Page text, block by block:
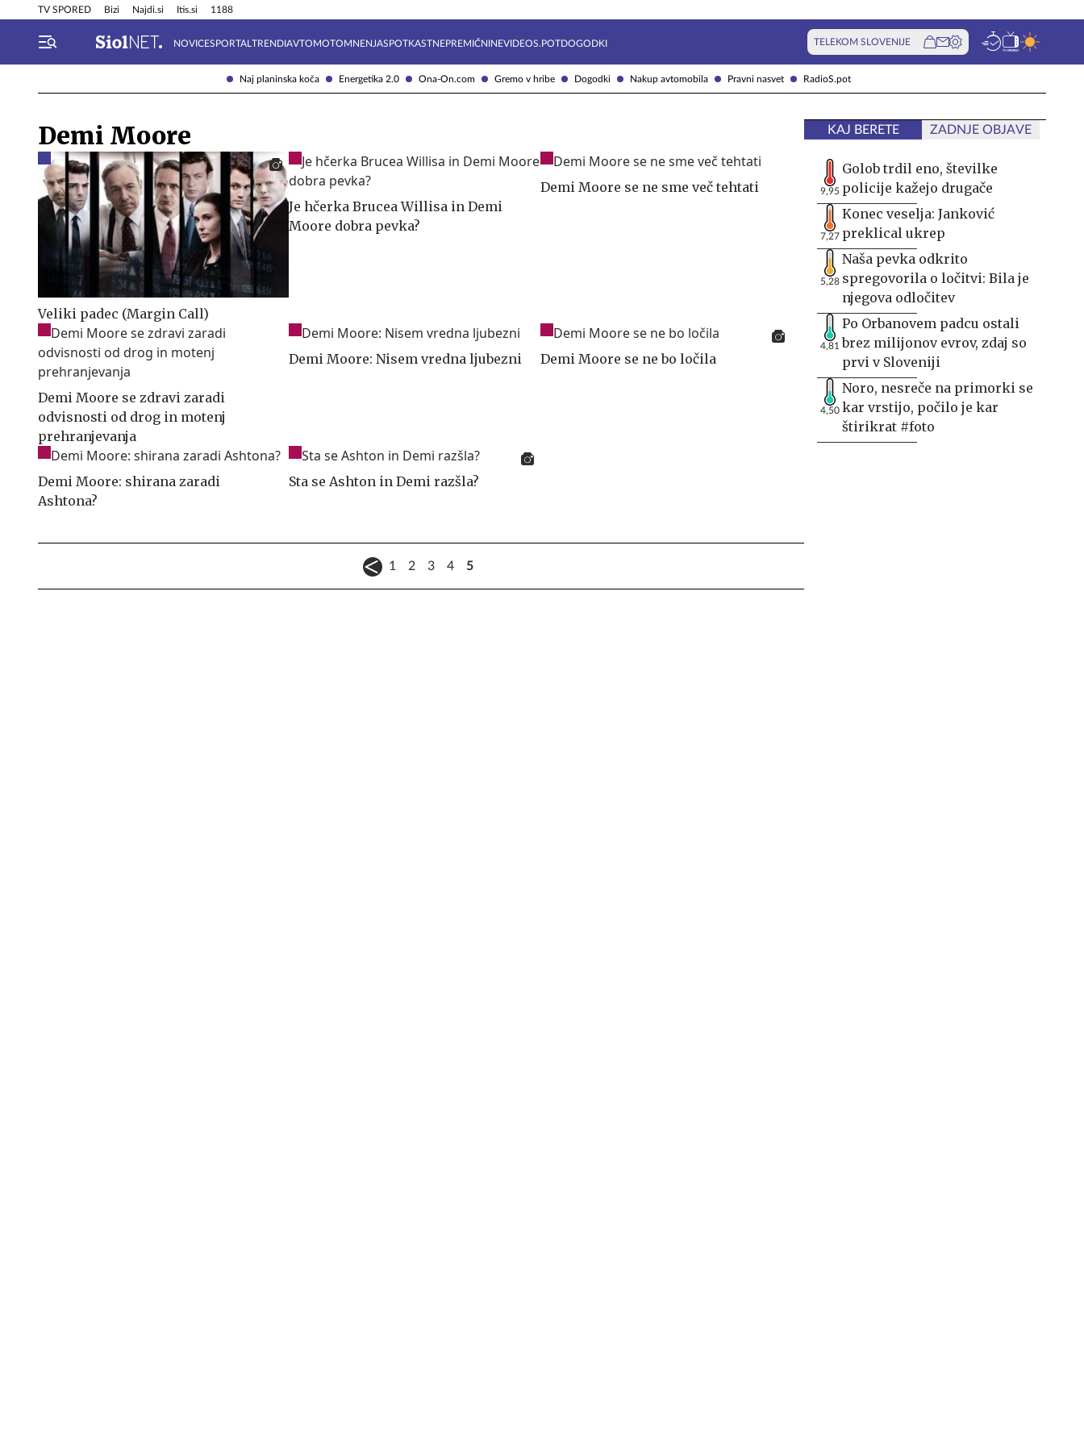
Naj planinska koča Energetika 2.0 Ona-On.com Gremo v hribe Dogodki Nakup avtomobila Pravni nasvet RadioS.pot
TV SPORED Bizi Najdi.si Itis.si 1188
NOVICESPORTAL TRENDIAVTOMOTOMNENJASPOTKASTNEPREMIČNINEVIDEOS.POTDOGODKI TELEKOM SLOVENIJE
Info in obvestila Tehnik
Demi Moore
Veliki padec (Margin Call)
Je hčerka Brucea Willisa in Demi
Moore dobra pevka?
Demi Moore se ne sme več tehtati
Demi Moore se zdravi zaradi
odvisnosti od drog in motenj
prehranjevanja
Demi Moore: Nisem vredna ljubezni Demi Moore se ne bo ločila
Demi Moore: shirana zaradi
Ashtona?
Sta se Ashton in Demi razšla?
1 2 3 4 5
KAJ BERETE ZADNJE OBJAVE
9,95
Golob trdil eno, številke
policije kažejo drugače
7,27
Konec veselja: Janković
preklical ukrep
5,28
Naša pevka odkrito
spregovorila o ločitvi: Bila je
njegova odločitev
4,81
Po Orbanovem padcu ostali
brez milijonov evrov, zdaj so
prvi v Sloveniji
4,50
Noro, nesreče na primorki se
kar vrstijo, počilo je kar
štirikrat #foto